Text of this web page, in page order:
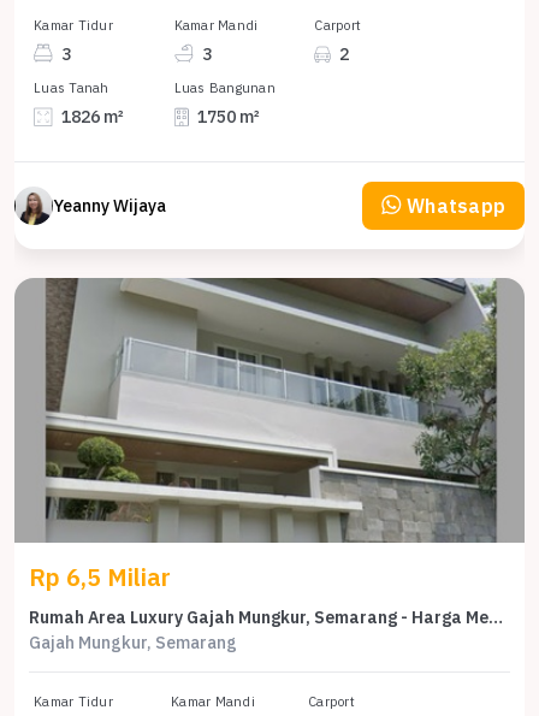
Kamar Tidur
3
Kamar Mandi
3
Carport
2
Luas Tanah
1826 m²
Luas Bangunan
1750 m²
Yeanny Wijaya Whatsapp
Rp 6,5 Miliar
Rumah Area Luxury Gajah Mungkur, Semarang - Harga Menarik 6,5 Miliar
Gajah Mungkur, Semarang
Kamar Tidur Kamar Mandi Carport